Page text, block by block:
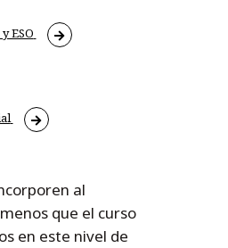
ESO
al
que el curso
en este nivel de